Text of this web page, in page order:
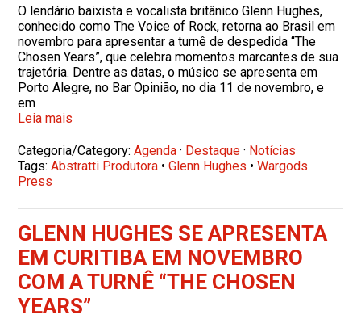
O lendário baixista e vocalista britânico Glenn Hughes,
conhecido como The Voice of Rock, retorna ao Brasil em
novembro para apresentar a turnê de despedida “The
Chosen Years”, que celebra momentos marcantes de sua
trajetória. Dentre as datas, o músico se apresenta em
Porto Alegre, no Bar Opinião, no dia 11 de novembro, e
em
Leia mais
Categoria/Category:Agenda · Destaque · Notícias
Tags:Abstratti Produtora •Glenn Hughes •Wargods
Press
GLENN HUGHES SE APRESENTA
EM CURITIBA EM NOVEMBRO
COM A TURNÊ “THE CHOSEN
YEARS”